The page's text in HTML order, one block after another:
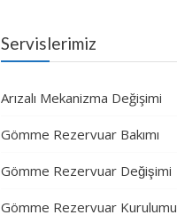
Servislerimiz
Arızalı Mekanizma Değişimi
Gömme Rezervuar Bakımı
Gömme Rezervuar Değişimi
Gömme Rezervuar Kurulumu